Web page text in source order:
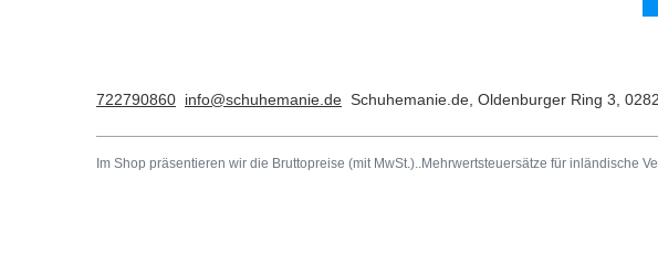
722790860 info@schuhemanie.de Schuhemanie.de Oldenburger Ring 3
Im Shop präsentieren wir die Bruttopreise (mit MwSt.).. Mehrwertsteuersätze für inländische